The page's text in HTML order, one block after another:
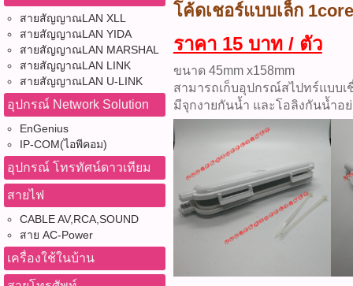
สายสัญญาณLAN XLL
สายสัญญาณLAN YIDA
สายสัญญาณLAN MARSHAL
สายสัญญาณLAN LINK
สายสัญญาณLAN U-LINK
อุปกรณ์ Network Solution
EnGenius
IP-COM(ไอพีคอม)
อุปกรณ์ โทรทัศน์ดาวเทียม
สายไฟ
CABLE AV,RCA,SOUND
สาย AC-Power
เครื่องใช้ในบ้าน
โค้ดเชอร์แบบเล็ก
ราคา 15 บาท / ตัว
ขนาด 45mm x158mm
สามารถเก็บอุปกรณ์สไปทร์แบบเ
มีจุกงายกันน้ำ และโอลิงกันน้ำอ